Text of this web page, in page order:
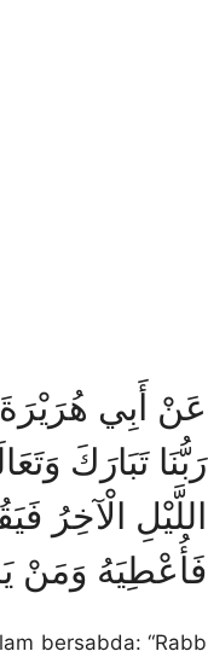
عَنْ أَبِي
رَبُّنَا تَبَارَكَ
اللَّيْلِ الْآخِرُ
فَأُعْطِيَهُ وَمَنْ
bersabda: “Rabb